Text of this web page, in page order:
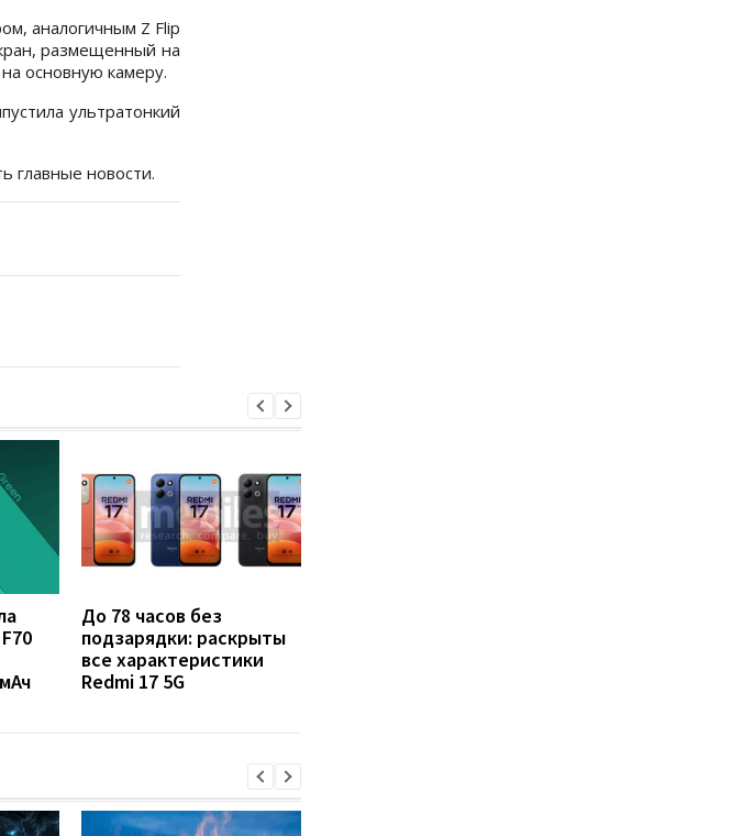
аналогичным Z Flip
размещенный на
основную камеру.
ультратонкий
главные новости.
До 78 часов без
подзарядки: раскрыты
все характеристики
Redmi 17 5G